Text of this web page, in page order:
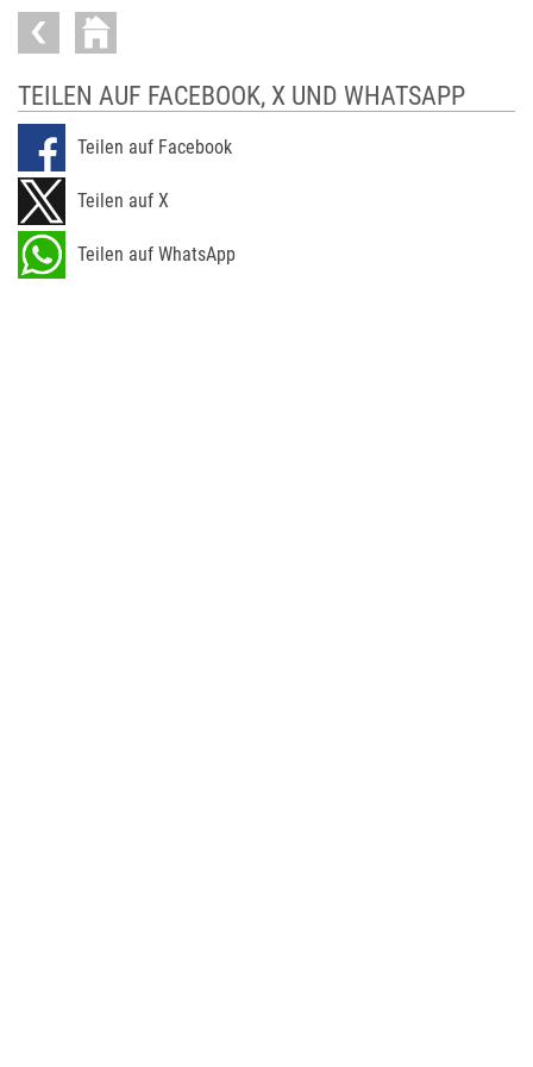
TEILEN AUF FACEBOOK, X UND WHATSAPP
Teilen auf Facebook
Teilen auf X
Teilen auf WhatsApp